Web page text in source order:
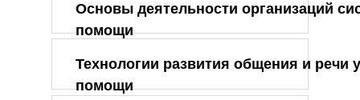
Основы деятельности организаций
помощи
Технологии развития общения и речи
помощи